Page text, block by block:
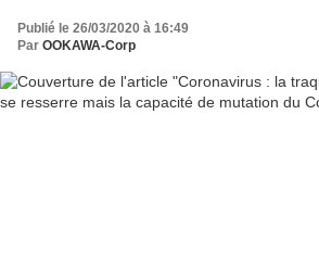
Publié le 26/03/2020 à 16:49
Par OOKAWA-Corp